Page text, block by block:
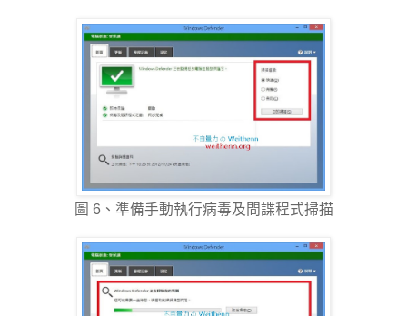
圖 6、準備手動執行病毒及間諜程式掃描